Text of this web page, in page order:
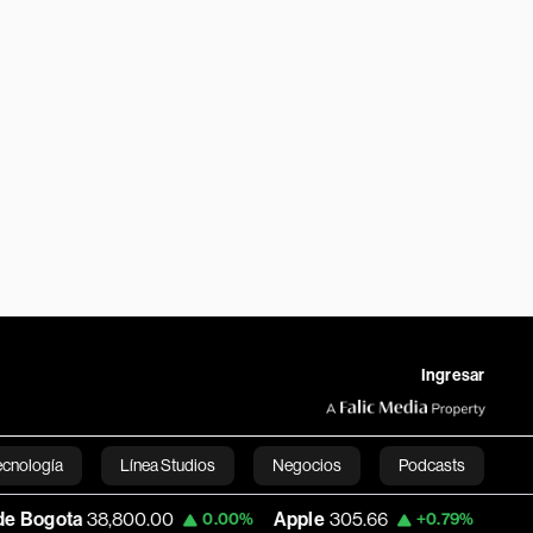
Ingresar
Línea Studios Negocios Podcasts
English
38,800.00 0.00% Apple 305.66 +0.79% USD COP